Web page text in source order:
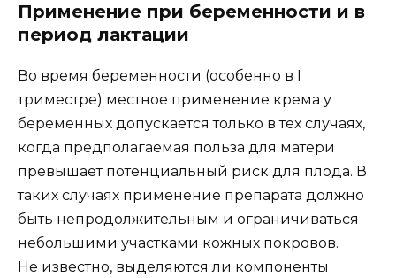
Применение при беременности и в
период лактации
Во время беременности (особенно в I
триместре) местное применение крема у
беременных допускается только в тех случаях,
когда предполагаемая польза для матери
превышает потенциальный риск для плода. В
таких случаях применение препарата должно
быть непродолжительным и ограничиваться
небольшими участками кожных покровов.
Не известно, выделяются ли компоненты